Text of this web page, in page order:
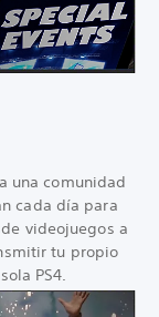
una comunidad
cada día para
videojuegos a
tu propio
PS4.